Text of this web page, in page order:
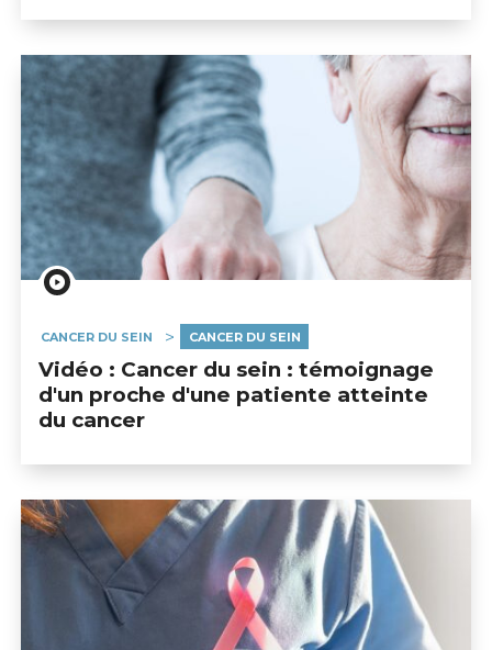
CANCER DU SEIN CANCER DU SEIN
Vidéo : Cancer du sein : témoignage
d'un proche d'une patiente atteinte
du cancer